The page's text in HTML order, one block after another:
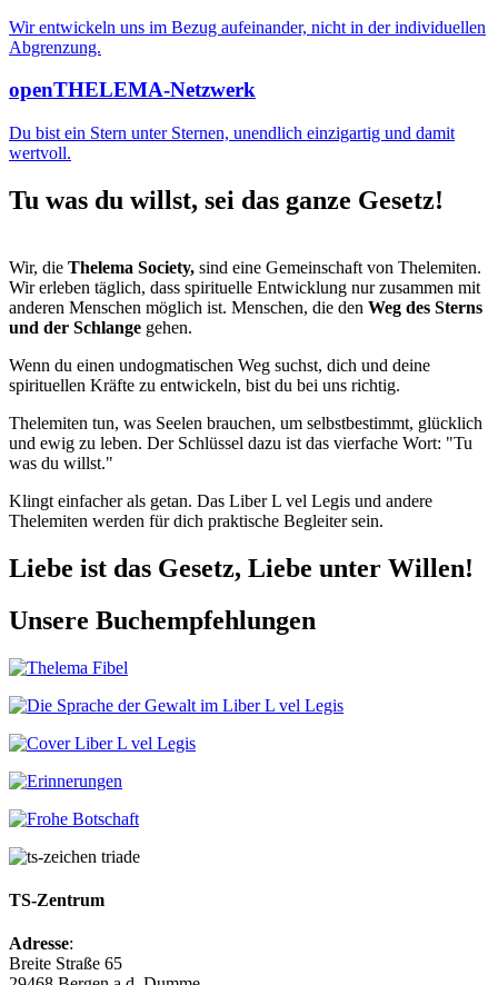
Wir entwickeln uns im Bezug aufeinander, nicht in der individuellen
Abgrenzung.
openTHELEMA-Netzwerk
Du bist ein Stern unter Sternen, unendlich einzigartig und damit
wertvoll.
Tu was du willst, sei das ganze Gesetz!
Wir, die Thelema Society, sind eine Gemeinschaft von Thelemiten.
Wir erleben täglich, dass spirituelle Entwicklung nur zusammen mit
anderen Menschen möglich ist. Menschen, die den Weg des Sterns
und der Schlange gehen.
Wenn du einen undogmatischen Weg suchst, dich und deine
spirituellen Kräfte zu entwickeln, bist du bei uns richtig.
Thelemiten tun, was Seelen brauchen, um selbstbestimmt, glücklich
und ewig zu leben. Der Schlüssel dazu ist das vierfache Wort: "Tu
was du willst."
Klingt einfacher als getan. Das Liber L vel Legis und andere
Thelemiten werden für dich praktische Begleiter sein.
Liebe ist das Gesetz, Liebe unter Willen!
Unsere Buchempfehlungen
TS-Zentrum
Adresse:
Breite Straße 65